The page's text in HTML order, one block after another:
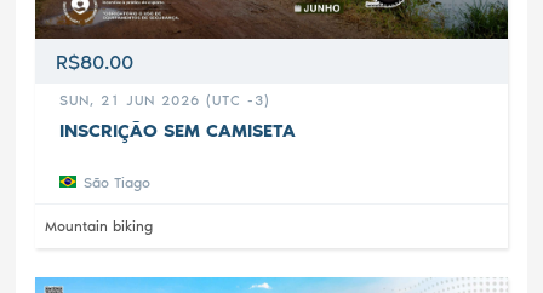
R$80.00
SUN, 21 JUN 2026 (UTC -3)
INSCRIÇÃO SEM CAMISETA
São Tiago
Mountain biking